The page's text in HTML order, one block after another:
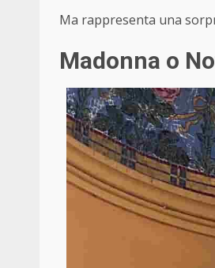
Ma rappresenta una
Madonna o